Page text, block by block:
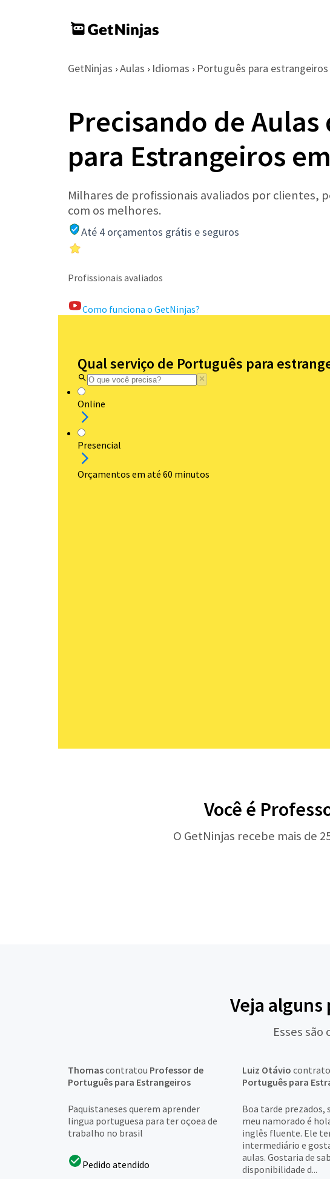
GetNinjas › Aulas › Idiomas › Português para estrangeiros
Precisando de
para Estrangeiros
Milhares de profissionais avaliados por clientes,
com os melhores.
Até 4 orçamentos grátis e seguros
Profissionais avaliados
Como funciona o GetNinjas?
Qual serviço de Português para
Online
Presencial
Orçamentos em até 60 minutos
Você é
O GetNinjas recebe mais de
Veja alguns
Esses
Thomascontratou Professor de
Português para Estrangeiros
Paquistaneses querem aprender
lingua portuguesa para ter oçoea de
trabalho no brasil
Pedido atendido
Luiz Otávio
Português para
Boa tarde prezados,
meu namorado é
inglês fluente. Ele
intermediário e
aulas. Gostaria de
disponibilidade d...